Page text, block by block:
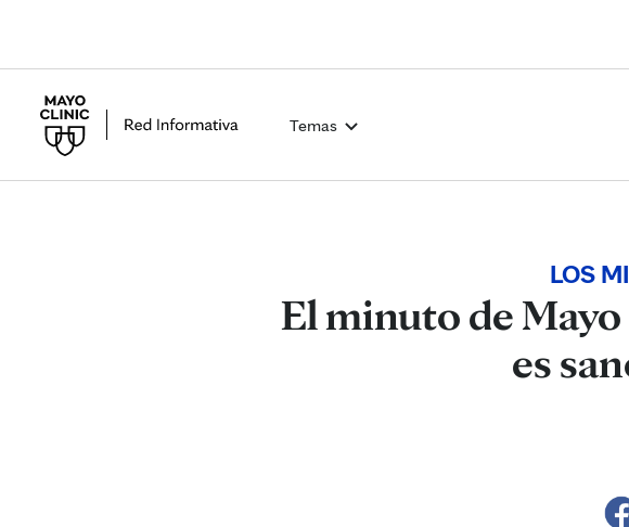
Temas
LOS
El minuto de
es